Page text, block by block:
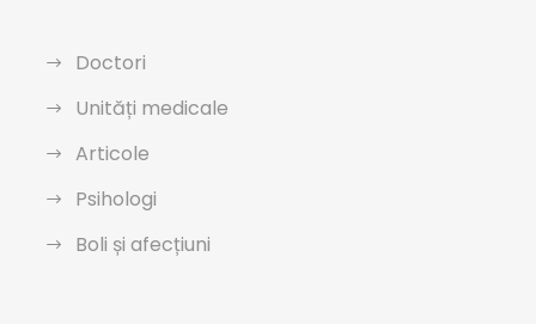
Doctori
Unități medicale
Articole
Psihologi
Boli și afecțiuni